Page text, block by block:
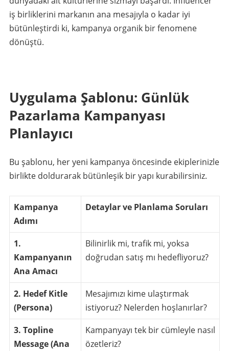
iş birliklerini markanın ana mesajıyla o kadar iyi
bütünleştirdi ki, kampanya organik bir fenomene
dönüştü.
Uygulama Şablonu: Günlük
Pazarlama Kampanyası
Planlayıcı
Bu şablonu, her yeni kampanya öncesinde ekiplerinizle
birlikte doldurarak bütünleşik bir yapı kurabilirsiniz.
Kampanya
Adımı
Detaylar ve Planlama Soruları
1.
Kampanyanın
Ana Amacı
Bilinirlik mi, trafik mi, yoksa
doğrudan satış mı hedefliyoruz?
2. Hedef Kitle
(Persona)
Mesajımızı kime ulaştırmak
istiyoruz? Nelerden hoşlanırlar?
3. Topline
Message (Ana
Kampanyayı tek bir cümleyle nasıl
özetleriz?